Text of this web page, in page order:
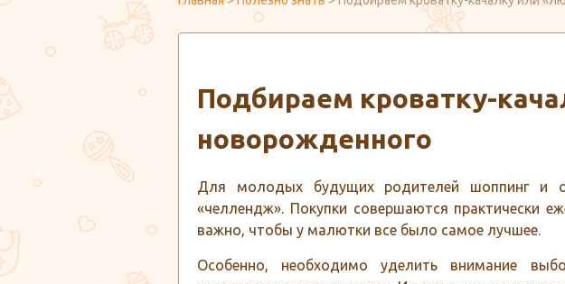
Подбираем кроватку-
новорожденного
Для молодых будущих родителей шоппинг и
«челлендж». Покупки совершаются практически
важно, чтобы у малютки все было самое лучшее.
Особенно, необходимо уделить внимание